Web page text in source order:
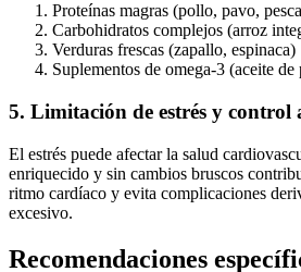
Proteínas magras (pollo, pavo,
Carbohidratos complejos (arroz
Verduras frescas (zapallo, espinaca)
Suplementos de omega-3 (aceite de
5. Limitación de estrés y control
El estrés puede afectar la salud
enriquecido y sin cambios bruscos
ritmo cardíaco y evita complicaciones
excesivo.
Recomendaciones